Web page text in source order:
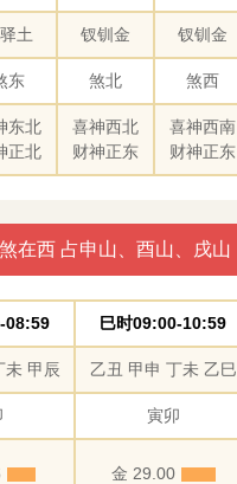
土 钗钏金 钗钏金
东 煞北 煞西
东北
正北
喜神西北
财神正东
喜神西南
财神正东
在西 占申山、酉山、戌山
08:59 巳时09:00-10:59
未 甲辰 乙丑 甲申 丁未 乙巳
寅卯
金 29.00